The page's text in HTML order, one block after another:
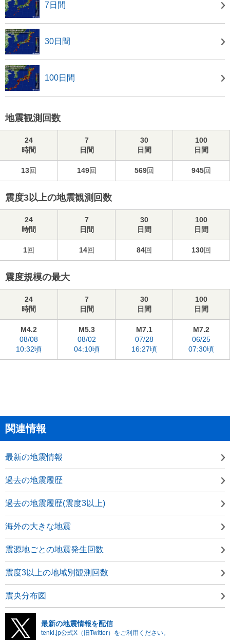
7日間
30日間
100日間
地震観測回数
24
時間
7
日間
30
日間
100
日間
13回 149回 569回 945回
震度3以上の地震観測回数
24
時間
7
日間
30
日間
100
日間
1回 14回 84回 130回
震度規模の最大
24
時間
7
日間
30
日間
100
日間
M4.2
08/08
10:32頃
M5.3
08/02
04:10頃
M7.1
07/28
16:27頃
M7.2
06/25
07:30頃
関連情報
最新の地震情報
過去の地震履歴
過去の地震履歴(震度3以上)
海外の大きな地震
震源地ごとの地震発生回数
震度3以上の地域別観測回数
震央分布図
最新の地震情報を配信
tenki.jp公式X（旧Twitter）をご利用ください。